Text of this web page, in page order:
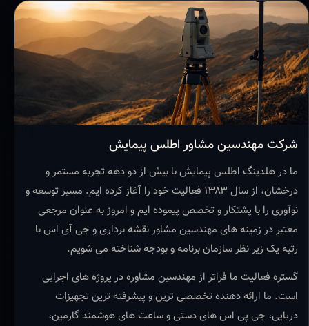
شرکت مهندسین مشاور اطلس پیمایش
ما در هلدینگ اطلس پیمایش با بیش از دو دهه تجربه مستمر و
درخشان، از سال ۱۳۸۳ فعالیت خود را آغاز کرده ایم. مسیر توسعه و
نوآوری را با پشتکار و تخصص پیموده ایم و امروز به عنوان مرجعی
معتبر در زمینه های مهندسین مشاور نقشه برداری و جی آی اس با
رتبه یک زیر نظر سازمان برنامه و بودجه شناخته می شویم.
گستره فعالیت ما فراتر از مهندسین مشاوره در پروژه های اجرایی
است. ما ارائه دهنده تخصصی ترین و پیشرفته ترین تجهیزات
دریایی، جی پی اس های دستی و ساعت های هوشمند گارمین،